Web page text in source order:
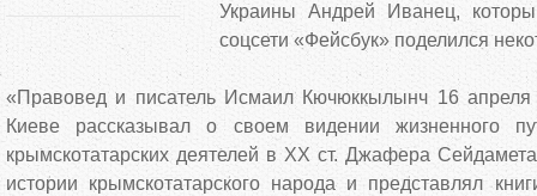
Украины Андрей Иванец,
соцсети «Фейсбук» поделился
«Правовед и писатель Исмаил Кючюккылынч 16
Киеве рассказывал о своем видении жизненного
крымскотатарских деятелей в XX ст. Джафера
истории крымскотатарского народа и представлял